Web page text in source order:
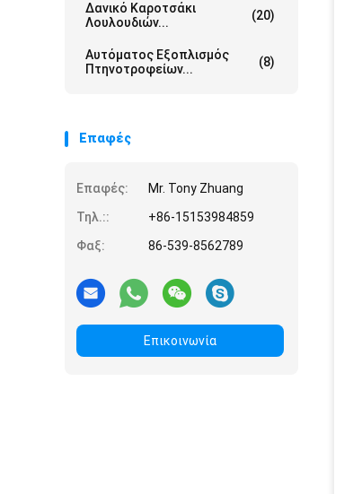
Δανικό Καροτσάκι
Λουλουδιών...
(20)
Αυτόματος Εξοπλισμός
Πτηνοτροφείων...
(8)
Επαφές
Επαφές:
Mr. Tony Zhuang
Τηλ.::
+86-15153984859
Φαξ:
86-539-8562789
Επικοινωνία